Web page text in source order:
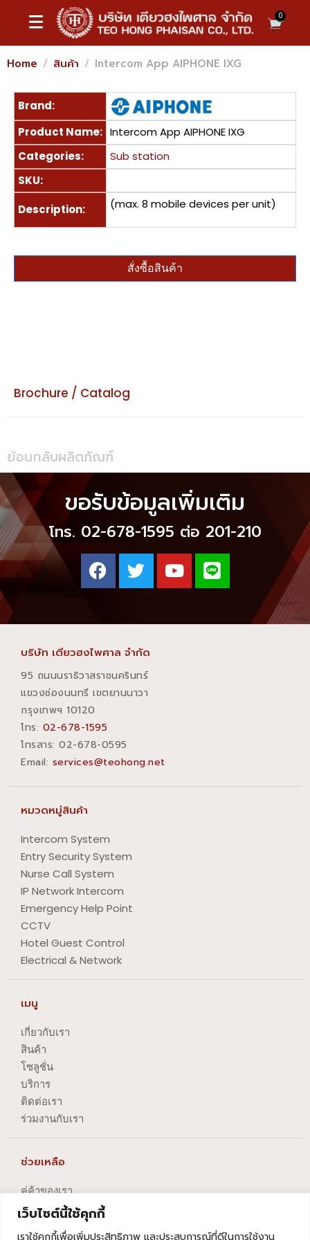
เว็บไซต์นี้ใช้คุกกี้
เราใช้คุกกี้เพื่อเพิ่มประสิทธิภาพ และประสบการณ์ที่ดีในการใช้งาน
0
Home สินค้า Intercom App AIPHONE IXG
Brand:
Product Name: Intercom App AIPHONE IXG
Categories:
Sub station
SKU:
Description:
(max. 8 mobile devices per unit)
สั่งซื้อสินค้า
Brochure / Catalog
ย้อนกลับผลิตภัณฑ์
ขอรับข้อมูลเพิ่มเติม
โทร. 02-678-1595 ต่อ 201-210
บริษัท เตียวฮงไพศาล จำกัด
95 ถนนนราธิวาสราชนครินทร์
แขวงช่องนนทรี เขตยานนาวา
กรุงเทพฯ 10120
โทร: 02-678-1595
โทรสาร:​ 02-678-0595
Email: services@teohong.net
หมวดหมู่สินค้า
Intercom System
Entry Security System
Nurse Call System
IP Network Intercom
Emergency Help Point
CCTV
Hotel Guest Control
Electrical & Network
เมนู
เกี่ยวกับเรา
สินค้า
โซลูชั่น
บริการ
ติดต่อเรา
ร่วมงานกับเรา
ช่วยเหลือ
คู่ค้าของเรา
นโยบายความเป็นส่วนตัว
นโยบายการปัญหาข้อร้องเรียน